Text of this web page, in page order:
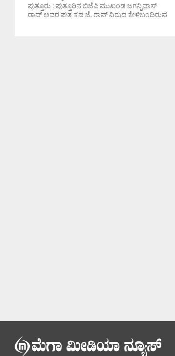
ಪುತ್ತೂರು : ಪುತ್ತೂರಿನ ಬಿಜೆಪಿ ಮುಖಂಡ ಜಗನ್ನಿವಾಸ್
ರಾವ್ ಅವರ ಪುತ್ರ ಕೃಷ್ಣ ಜೆ. ರಾವ್ ವಿರುದ್ಧ ಕೇಳಿಬಂದಿರುವ